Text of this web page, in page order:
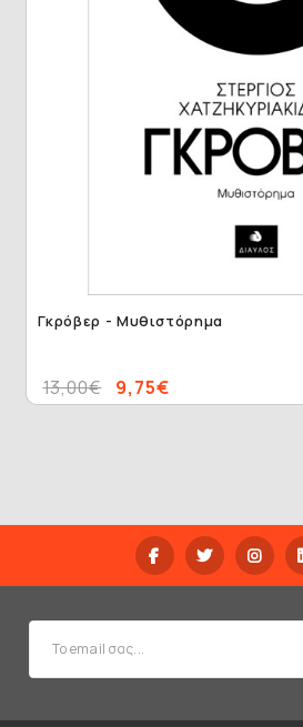
Γκρόβερ - Μυθιστόρημα
9,75€
13,00€